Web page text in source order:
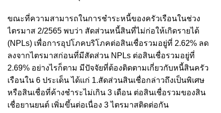
ขณะที่ความสามารถในการชำระหนี้ของครัวเรือนในช่วง
ไตรมาส 2/2565 พบว่า สัดส่วนหนี้สินที่ไม่ก่อให้เกิดรายได้
(NPLs) เพื่อการอุปโภคบริโภคต่อสินเชื่อรวมอยู่ที่ 2.62% ลด
ลงจากไตรมาสก่อนที่มีสัดส่วน NPLs ต่อสินเชื่อรวมอยู่ที่
2.69% อย่างไรก็ตาม มีปัจจัยที่ต้องติดตามเกี่ยวกับหนี้สินครัว
เรือนใน 6 ประเด็น ได้แก่ 1.สัดส่วนสินเชื่อกล่าวถึงเป็นพิเศษ
หรือสินเชื่อที่ค้างชำระไม่เกิน 3 เดือน ต่อสินเชื่อรวมของสิน
เชื่อยานยนต์ เพิ่มขึ้นต่อเนื่อง 3 ไตรมาสติดต่อกัน